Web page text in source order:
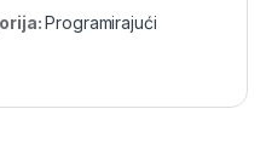
Programirajući